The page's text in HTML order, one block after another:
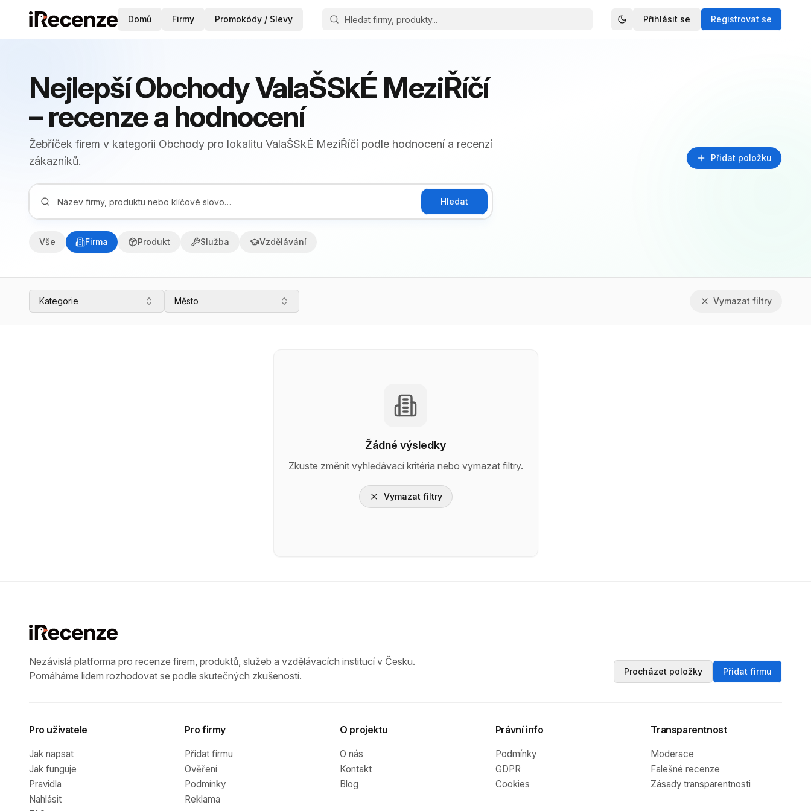
Domů Firmy Promokódy / Slevy Přihlásit se Registrovat se
Nejlepší Obchody ValaŠSkÉ MeziŘíčí
– recenze a hodnocení
Žebříček firem v kategorii Obchody pro lokalitu ValaŠSkÉ MeziŘíčí podle hodnocení a recenzí
zákazníků.
Přidat položku
Hledat
Vše Firma Produkt Služba Vzdělávání
Kategorie Město Vymazat filtry
Žádné výsledky
Zkuste změnit vyhledávací kritéria nebo vymazat filtry.
Vymazat filtry
Nezávislá platforma pro recenze firem, produktů, služeb a vzdělávacích institucí v Česku.
Pomáháme lidem rozhodovat se podle skutečných zkušeností.
Procházet položky Přidat firmu
Pro uživatele
Jak napsat
Jak funguje
Pravidla
Nahlásit
Pro firmy
Přidat firmu
Ověření
Podmínky
Reklama
O projektu
O nás
Kontakt
Blog
Právní info
Podmínky
GDPR
Cookies
Transparentnost
Moderace
Falešné recenze
Zásady transparentnosti